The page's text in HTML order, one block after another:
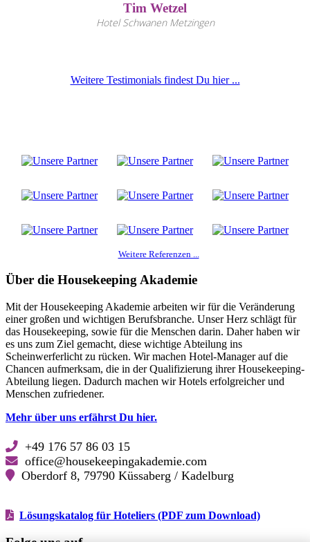
Tim Wetzel
Hotel Schwanen Metzingen
Weitere Testimonials findest Du hier ...
Weitere Referenzen ...
Über die Housekeeping Akademie
Mit der Housekeeping Akademie arbeiten wir für die Veränderung
einer großen und wichtigen Berufsbranche. Unser Herz schlägt für
das Housekeeping, sowie für die Menschen darin. Daher haben wir
es uns zum Ziel gemacht, diese wichtige Abteilung ins
Scheinwerferlicht zu rücken. Wir machen Hotel-Manager auf die
Chancen aufmerksam, die in der Qualifizierung ihrer Housekeeping-
Abteilung liegen. Dadurch machen wir Hotels erfolgreicher und
Menschen zufriedener.
Mehr über uns erfährst Du hier.
+49 176 57 86 03 15
office@housekeepingakademie.com
Oberdorf 8, 79790 Küssaberg / Kadelburg
Lösungskatalog für Hoteliers (PDF zum Download)